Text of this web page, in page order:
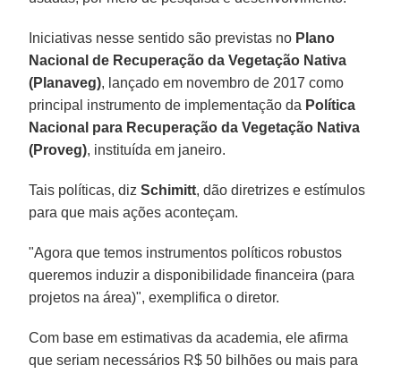
Iniciativas nesse sentido são previstas no Plano
Nacional de Recuperação da Vegetação Nativa
(Planaveg), lançado em novembro de 2017 como
principal instrumento de implementação da Política
Nacional para Recuperação da Vegetação Nativa
(Proveg), instituída em janeiro.
Tais políticas, dizSchimitt, dão diretrizes e estímulos
para que mais ações aconteçam.
"Agora que temos instrumentos políticos robustos
queremos induzir a disponibilidade financeira (para
projetos na área)", exemplifica o diretor.
Com base em estimativas da academia, ele afirma
que seriam necessários R$ 50 bilhões ou mais para